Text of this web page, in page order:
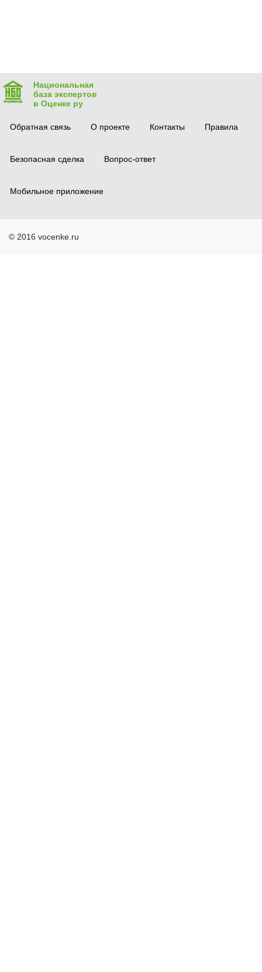
Национальная
база экспертов
в Оценке ру
Обратная связь О проекте Контакты Правила
Безопасная сделка Вопрос-ответ
Мобильное приложение
© 2016 vocenke.ru